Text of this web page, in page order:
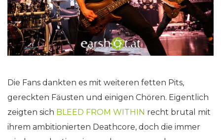
Die Fans dankten es mit weiteren fetten Pits,
gereckten Fäusten und einigen Chören. Eigentlich
zeigten sich BLEED FROM WITHIN recht brutal mit
ihrem ambitionierten Deathcore, doch die immer